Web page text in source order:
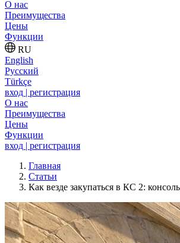
О нас
Преимущества
Цены
Функции
RU
English
Русский
Türkçe
вход | регистрация
О нас
Преимущества
Цены
Функции
вход | регистрация
Главная
Статьи
Как везде закупаться в КС 2: